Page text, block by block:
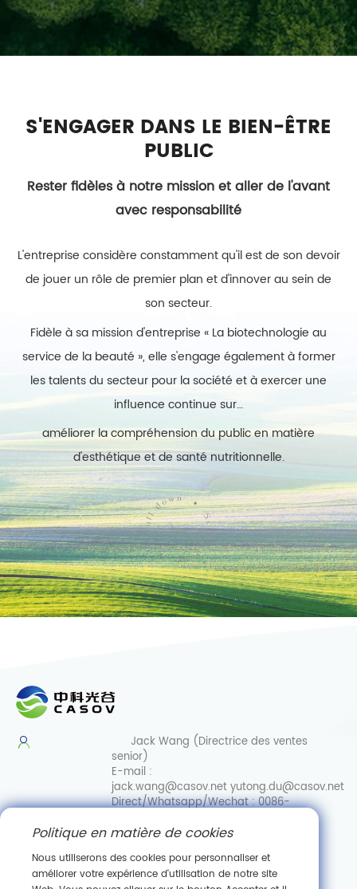
S'ENGAGER DANS LE BIEN-ÊTRE
PUBLIC
Rester fidèles à notre mission et aller de l'avant
avec responsabilité
L'entreprise considère constamment qu'il est de son devoir
de jouer un rôle de premier plan et d'innover au sein de
son secteur.
Fidèle à sa mission d'entreprise « La biotechnologie au
service de la beauté », elle s'engage également à former
les talents du secteur pour la société et à exercer une
influence continue sur…
améliorer la compréhension du public en matière
d'esthétique et de santé nutritionnelle.
Jack Wang (Directrice des ventes
senior)
E-mail :
jack.wang@casov.netyutong.du@casov.net
Direct/Whatsapp/Wechat :0086-
info@casovbio.net
Direct/Whatsapp/Wechat :0086-
Politique en matière de cookies
Nous utiliserons des cookies pour personnaliser et
améliorer votre expérience d'utilisation de notre site